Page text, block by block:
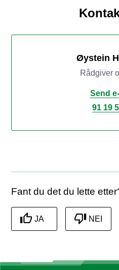
Øystein
Rådgiver
Send
91 19
Fant du det du lette
JA NEI